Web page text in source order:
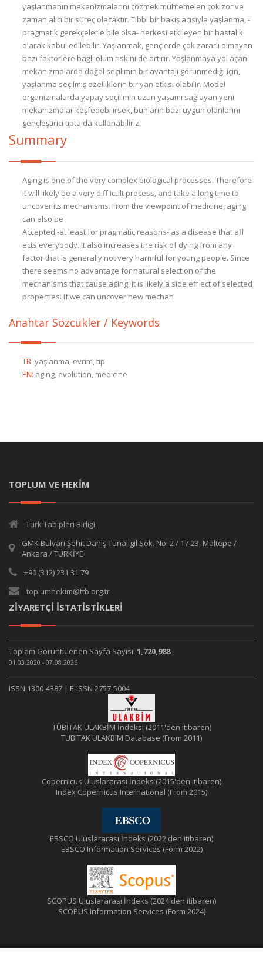
yaşlanmanın mekanizmalarını çözmek muhtemelen çok zor ve
zaman alıcı bir süreç olacaktır. Tıbbi bir bakış açısıyla yaşlanma, -
pragmatik gerekçelerle bile olsa- herkesi etkileyen bir hastalık
olarak kabul edilebilir. Yaşlanmak, gençlerde çok zararlı olmayan
bazı faktörlere bağlı ölüm riskini de artırır. Yaşlanmaya yol açan
mekanizmalarda doğal seçilimin bir avantajı görünmediği için,
yaşlanma seçilmiş özelliklerin bir yan etkisi olabilir. Model
organizmalarda yapay seçilimin uzun yaşamı sağlayan yeni
mekanizmalar keşfedebilirsek, bunların bazı uygun olanlarını
gençleştirici tıpta da kullanabiliriz.
Summary
Aging is one of the very complex biological processes. Therefore
it will likely be a very diff icult process, and take a long time to
uncover its mechanisms. From the viewpoint of medicine, aging
can also be
Accepted -at least for pragmatic reasons- as a disease that aff
ects everybody. It also increases the risk of dying from any
factor that is generally not very harmful for young people. Since
there seems no advantage for natural selection of the
mechanisms that cause aging, it is likely a side eff ect of selected
properties. If we can uncover new mechan
Anahtar Sözcükler / Keywords
TR: yaşlanma, evrim, tıp
EN: aging, evolution, medicine
TOPLUM VE HEKİM
Türk Tabipleri Birliği
GMK Bulvarı Şehit Daniş Tunalıgil Sok. No: 2 / 17-23, Maltepe /
Ankara / TÜRKİYE
+90 (312) 231 31 79
toplumhekim@ttb.org.tr
ZİYARETÇİ İSTATİSTİKLERİ
Toplam Görüntülenen Sayfa Sayısı: 1,720,988
01.03.2020 - 07.08.2026
ISSN 1300-4387 | E-ISSN 2757-5004
TÜBİTAK ULAKBİM İndeksi (2011'den itibaren)
TUBITAK ULAKBIM Database (From 2011)
Copernicus Uluslararası İndeks (2015'den itibaren)
Index Copernicus International (From 2015)
EBSCO Uluslararası İndeks (2022'den itibaren)
EBSCO Information Services (Form 2022)
SCOPUS Uluslararası İndeks (2024'den itibaren)
SCOPUS Information Services (Form 2024)